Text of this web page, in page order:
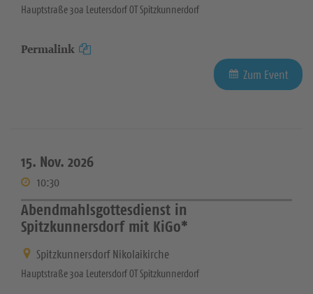
Hauptstraße 30a Leutersdorf OT Spitzkunnerdorf
Permalink
Zum Event
15. Nov. 2026
10:30
Abendmahlsgottesdienst in
Spitzkunnersdorf mit KiGo*
Spitzkunnersdorf Nikolaikirche
Hauptstraße 30a Leutersdorf OT Spitzkunnerdorf